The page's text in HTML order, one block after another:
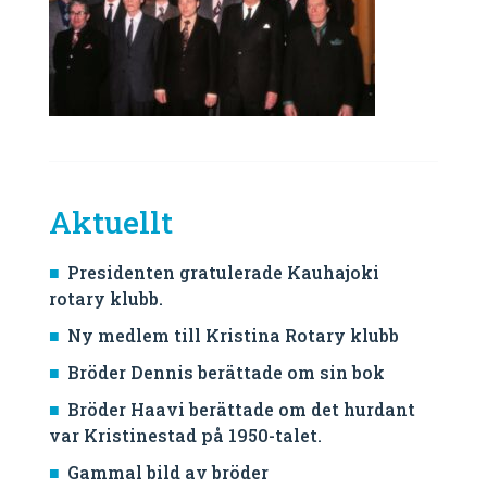
Aktuellt
Presidenten gratulerade Kauhajoki
rotary klubb.
Ny medlem till Kristina Rotary klubb
Bröder Dennis berättade om sin bok
Bröder Haavi berättade om det hurdant
var Kristinestad på 1950-talet.
Gammal bild av bröder